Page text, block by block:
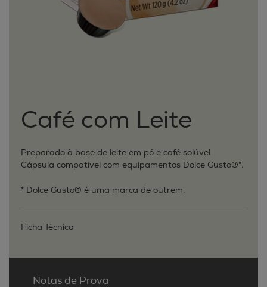
Café com Leite
Preparado à base de leite em pó e café solúvel
Cápsula compatível com equipamentos Dolce Gusto®*.
* Dolce Gusto® é uma marca de outrem.
Ficha Técnica
Notas de Prova